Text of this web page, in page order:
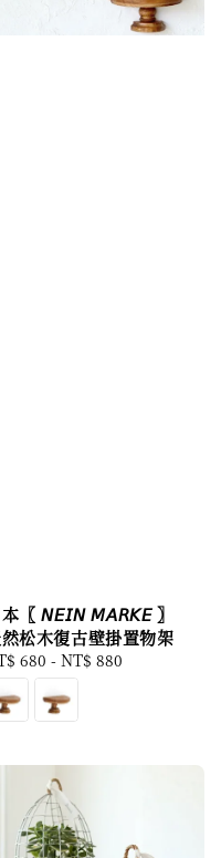
本〖 𝘕𝘌𝘐𝘕 𝘔𝘈𝘙𝘒𝘌 〗
松木復古壁掛置物架
680 - NT$ 880